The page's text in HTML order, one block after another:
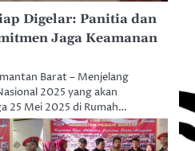
Digelar: Panitia dan
Jaga Keamanan
Barat – Menjelang
2025 yang akan
25 Mei 2025 di Rumah…